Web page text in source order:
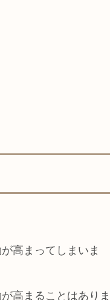
高まってしまいま
高まることはありま